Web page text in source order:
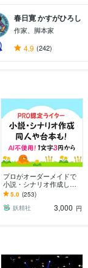
春日寛 かすがひろし
作家、脚本家
4.9 (242)
プロがオーダーメイドで
小説・シナリオ作成しま
す 夢小説、短編小説、プ
ロット、シナリオ、同
人、台本作成も！
5.0 (253)
妖精社
3,000 円